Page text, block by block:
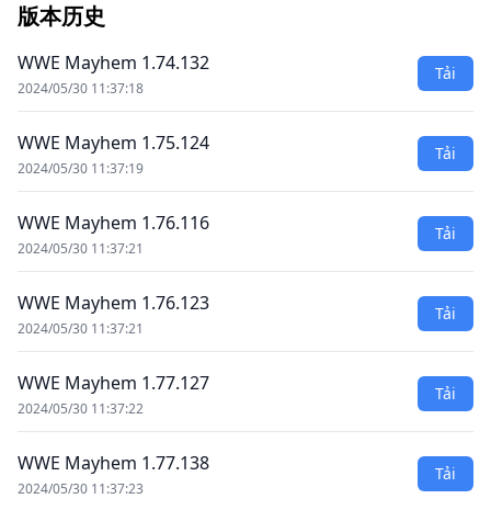
版本历史
WWE Mayhem 1.74.132
2024/05/30 11:37:18
Tải
WWE Mayhem 1.75.124
2024/05/30 11:37:19
Tải
WWE Mayhem 1.76.116
2024/05/30 11:37:21
Tải
WWE Mayhem 1.76.123
2024/05/30 11:37:21
Tải
WWE Mayhem 1.77.127
2024/05/30 11:37:22
Tải
WWE Mayhem 1.77.138
2024/05/30 11:37:23
Tải